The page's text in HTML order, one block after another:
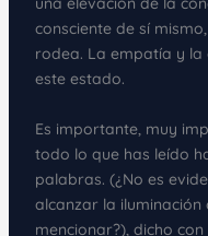
consciente de sí
rodea. La empatía y la
este estado.
Es importante, muy
todo lo que has leído
palabras. (¿No es
alcanzar la
mencionar?), dicho